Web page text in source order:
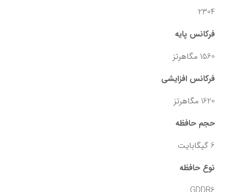
2304
فرکانس پایه
1560 مگاهرتز
فرکانس افزایشی
1620 مگاهرتز
حجم حافظه
6 گیگابایت
نوع حافظه